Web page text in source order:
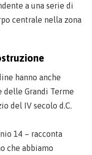
a una serie di
centrale nella zona
hanno anche
Grandi Terme
del IV secolo d.C.
14 – racconta
che abbiamo